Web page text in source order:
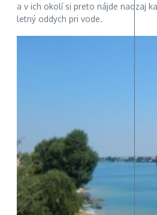
a v ich okolí si preto nájde naozaj
letný oddych pri vode.